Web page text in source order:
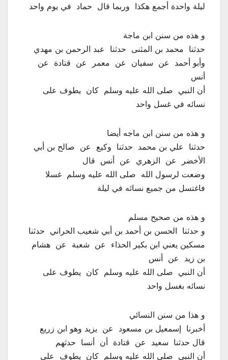
ليلة واحدة أجمع هكذا ‏ ‏وربما قال ‏ ‏حماد ‏ ‏في يوم واحد
و هذه من سنن ابن ماجة
حدثنا ‏ ‏محمد بن المثنى ‏ ‏حدثنا ‏ ‏عبد الرحمن بن مهدي ‏
‏وأبو أحمد ‏ ‏عن ‏ ‏سفيان ‏ ‏عن ‏ ‏معمر ‏ ‏عن ‏ ‏قتادة ‏ ‏عن ‏
‏أنس ‏
‏أن النبي ‏ ‏صلى الله عليه وسلم ‏ ‏كان ‏‏ يطوف على
نسائه في غسل واحد
و هذه من سنن ابن ماجه أيضا
‏حدثنا ‏ ‏علي بن محمد ‏ ‏حدثنا ‏ ‏وكيع ‏ ‏عن ‏ ‏صالح بن أبي
الأخضر ‏ ‏عن ‏ ‏الزهري ‏ ‏عن ‏ ‏أنس ‏ ‏قال ‏
‏وضعت لرسول الله ‏ ‏صلى الله عليه وسلم ‏ ‏غسلا ‏
‏فاغتسل من جميع نسائه في ليلة
و هذه من صحيح مسلم
و حدثنا ‏ ‏الحسن بن أحمد بن أبي شعيب الحراني ‏ ‏حدثنا ‏
‏مسكين يعني ابن بكير الحذاء ‏ ‏عن ‏ ‏شعبة ‏ ‏عن ‏ ‏هشام
بن زيد ‏ ‏عن ‏ ‏أنس ‏
‏أن النبي ‏ ‏صلى الله عليه وسلم ‏ ‏كان ‏‏ يطوف على
نسائه بغسل واحد
و هذا من سنن النسائي
أخبرنا ‏ ‏إسمعيل بن مسعود ‏ ‏عن ‏ ‏يزيد وهو ابن زريع ‏
‏قال حدثنا ‏ ‏سعيد ‏ ‏عن ‏ ‏قتادة ‏ ‏أن ‏ ‏أنسا ‏ ‏حدثهم ‏
‏أن النبي ‏ ‏صلى الله عليه وسلم ‏ ‏كان ‏‏ يطوف ‏ ‏على